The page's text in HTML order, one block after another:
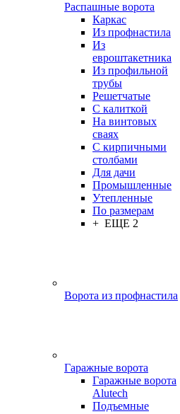
Распашные ворота
Каркас
Из профнастила
Из
евроштакетника
Из профильной
трубы
Решетчатые
С калиткой
На винтовых
сваях
С кирпичными
столбами
Для дачи
Промышленные
Утепленные
По размерам
+ ЕЩЕ 2
Ворота из профнастила
Гаражные ворота
Гаражные ворота
Alutech
Подъемные